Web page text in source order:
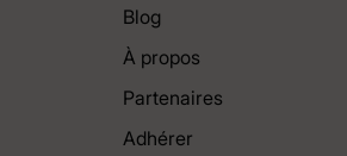
Blog
À propos
Partenaires
Adhérer